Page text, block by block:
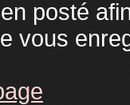
posté
vous